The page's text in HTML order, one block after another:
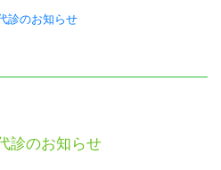
診のお知らせ
診のお知らせ